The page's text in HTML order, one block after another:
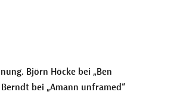
Björn Höcke bei „Ben
bei „Amann unframed“